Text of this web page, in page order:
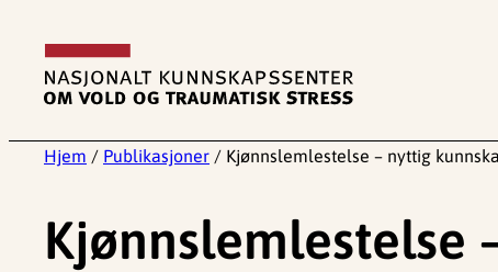
innhold
Hjem / Publikasjoner / Kjønnslemlestelse – nyttig
Kjønnslemlestelse